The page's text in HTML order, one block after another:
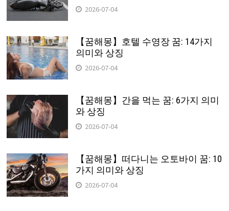
2026-07-04
【꿈해몽】호텔 수영장 꿈: 14가지
의미와 상징
2026-07-04
【꿈해몽】간을 먹는 꿈: 6가지 의미
와 상징
2026-07-04
【꿈해몽】떠다니는 오토바이 꿈: 10
가지 의미와 상징
2026-07-04